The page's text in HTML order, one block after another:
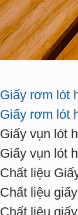
Giấy rơm lót
Giấy rơm lót
Giấy vụn lót
Giấy vụn lót
Chất liệu
Chất liệu
Chất liệu